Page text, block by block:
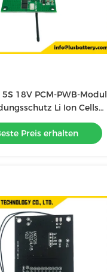
5S 18V PCM-PWB-Modul
Li Ion Cells
21700
Preis erhalten